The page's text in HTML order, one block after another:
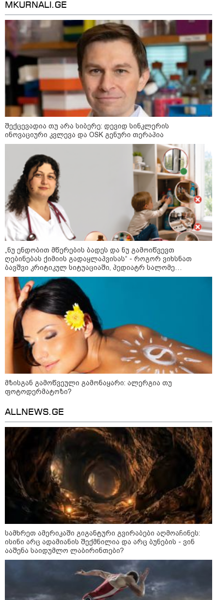
11:17 / 08-08-2026
არშემდგარი ქორწინება 15 წლით უფროს
ქართველთან - ალინა კაბაევას
საიდუმლო ცხოვრება: როგორ
გამოიყურებოდა ის პლასტიკურ
ოპერაციებამდე
"ქალაქი დავთმე, მაგრამ
ქალურობა - არა. ვერ იჯერებენ
ფერმერი თუ ვარ" - როგორ
ცხოვრობს ახალგაზრდა ქალი,
რომელიც ქალაქიდან სოფლად
გადავიდა და ფერმერი გახდა
09:36 / 08-08-2026
"ბავშვობიდან ასე ვარ..
ფანატიკურად ვარ შეყვარებული
საქართველოზე" - გაიცანით
მარტინ გუიმჯიანი, ქართულ
ენასა და საქართველოზე
შეყვარებული სომეხი ბიჭი
ადმინისტრაციამ “UFO”- ს
ფაილების მორიგი პაკეტი
გამოაქვეყნა
22:30 / 07-08-2026
ინტერნეტში ამაღელვებელი
გადაარჩინა 56 წლის კაცმა
კატეგორიის ყველა სიახლე
"უნდა დაგვხვრიტოთ? - არა,
თქვენი დახვრეტა რაში გვაწყობს,
გუდაუთაში ქართველ ტყვეებში
უნდა გადაგცვალოთ..."
როდის დაიწყო რეალურად
საქართველო-რუსეთის ომი და
მთავარი შეცდომა, რომელიც
საბედისწერო გამოდგა
MKURNALI.GE
შექცევადია თუ არა სიბერე: დევიდ სინკლერის
ინოვაციური კვლევა და OSK გენური თერაპია
„ნუ ენდობით მწერების ბადეს და ნუ გამოიწვევთ
ღებინებას ქიმიის გადაყლაპვისას“ - როგორ ვიხსნათ
ბავშვი კრიტიკულ სიტუაციაში, პედიატრ სალომე
ახვლედიანის რჩევები
მზისგან გამოწვეული გამონაყარი: ალერგია თუ
ფოტოდერმატოზი?
ALLNEWS.GE
სამხრეთ ამერიკაში გიგანტური გვირაბები აღმოაჩინეს:
ისინი არც ადამიანის შექმნილია და არც ბუნების - ვინ
ააშენა საიდუმლო ლაბირინთები?